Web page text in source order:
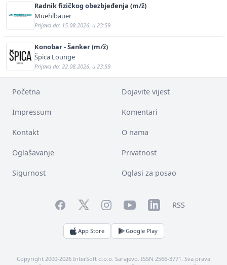
Radnik fizičkog obezbjeđenja (m/ž)
Muehlbauer
Prijava do: 15.08.2026. u 23:59
Konobar - Šanker (m/ž)
Špica Lounge
Prijava do: 22.08.2026. u 23:59
Početna Dojavite vijest
Impressum Komentari
Kontakt O nama
Oglašavanje Privatnost
Sigurnost Oglasi za posao
FacebookTwitterInstagramYouTubeLinkedInRSS
App Store Google Play
Copyright 2000-2026 InterSoft d.o.o. Sarajevo. ISSN 2566-3771. Sva prava